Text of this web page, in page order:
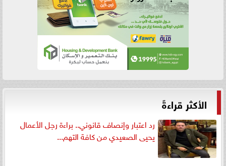
الأكثر قراءةً
رد اعتبار وإنصاف قانوني.. براءة رجل الأعمال
يحيى الصعيدي من كافة التهم...